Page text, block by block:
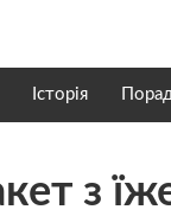
Історія
з